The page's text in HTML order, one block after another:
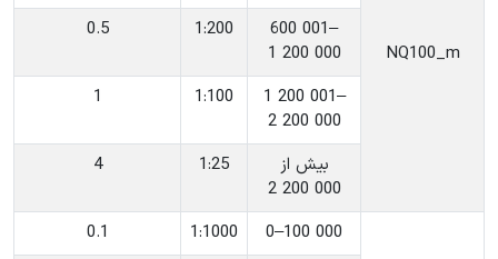
‎NQ100_m
‎600 001–
1 200 000
‎1:200
0.5
‎1 200 001–
2 200 000
‎1:100
1
‎بیش از
2 200 000
‎1:25
4
‎0–100 000
‎1:1000
0.1